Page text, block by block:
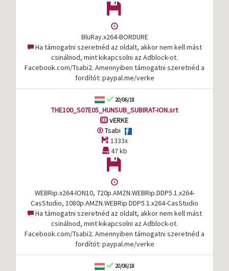
BluRay.x264-BORDURE
Ha támogatni szeretnéd az oldalt, akkor nem kell mást
csinálnod, mint kikapcsolni az Adblock-ot.
Facebook.com/Tsabi2. Amennyiben támogatni szeretnéd a
fordítót: paypal.me/verke
20/06/18
THE100_S07E05_HUNSUB_SUBIRAT-ION.srt
vERKE
Tsabi
1333x
47 kb
WEBRip.x264-ION10, 720p.AMZN.WEBRip.DDP5.1.x264-
CasStudio, 1080p.AMZN.WEBRip.DDP5.1.x264-CasStudio
Ha támogatni szeretnéd az oldalt, akkor nem kell mást
csinálnod, mint kikapcsolni az Adblock-ot.
Facebook.com/Tsabi2. Amennyiben támogatni szeretnéd a
fordítót: paypal.me/verke
20/06/18